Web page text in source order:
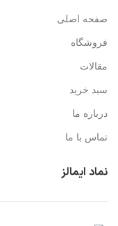
صفحه اصلی
فروشگاه
مقالات
سبد خرید
درباره ما
تماس با ما
نماد ایمالز